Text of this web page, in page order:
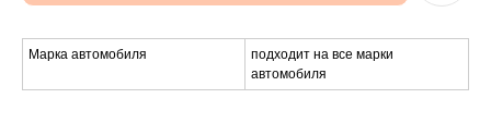
Марка автомобиля
подходит на все марки
автомобиля